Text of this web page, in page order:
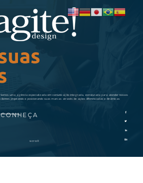
scroll
Somos uma agência especializada em comunicação integrada, estruturada para atender nossos
clientes projetando e posicionando suas marcas através de ações diferenciadas e dinâmicas
CONHEÇA